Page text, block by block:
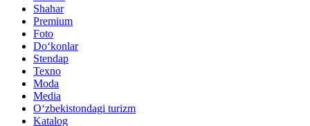
Shahar
Premium
Foto
Do‘konlar
Stendap
Texno
Moda
Media
O‘zbekistondagi turizm
Katalog